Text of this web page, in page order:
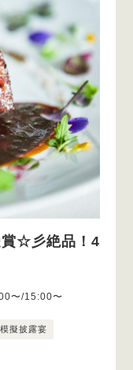
賞☆彡絶品！4
〜/15:00〜
模擬披露宴